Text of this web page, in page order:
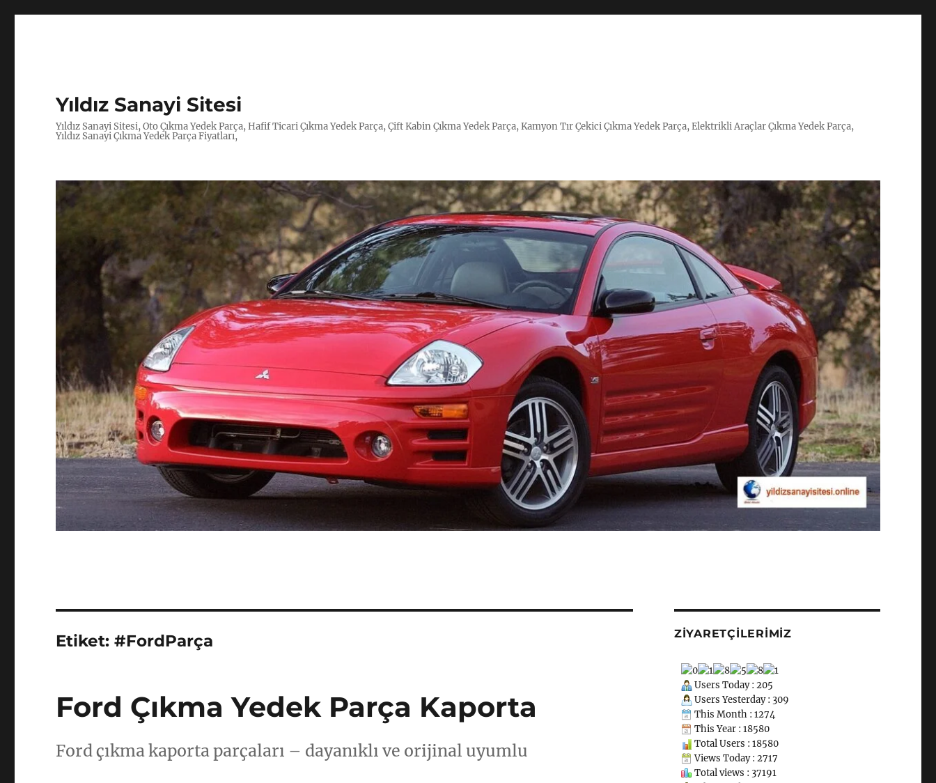
Yıldız Sanayi Sitesi
Yıldız Sanayi Sitesi, Oto Çıkma Yedek Parça, Hafif Ticari Çıkma Yedek Parça, Çift Kabin Çıkma Yedek Parça, Kamyon Tır Çekici Çıkma Yedek Parça, Elektrikli Araçlar Çıkma Yedek Parça,
Yıldız Sanayi Çıkma Yedek Parça Fiyatları,
Etiket:#FordParça
Ford Çıkma Yedek Parça Kaporta
Ford çıkma kaporta parçaları – dayanıklı ve orijinal uyumlu
ZIYARETÇILERIMIZ
Users Today : 205
Users Yesterday : 309
This Month : 1274
This Year : 18580
Total Users : 18580
Views Today : 2717
Total views : 37191